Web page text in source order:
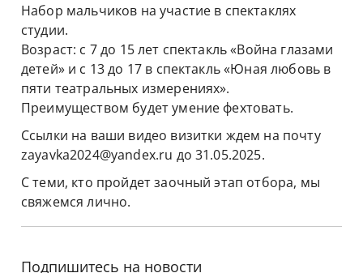
Набор мальчиков на участие в спектаклях
студии.
Возраст: с 7 до 15 лет спектакль «Война глазами
детей» и с 13 до 17 в спектакль «Юная любовь в
пяти театральных измерениях».
Преимуществом будет умение фехтовать.
Ссылки на ваши видео визитки ждем на почту
zayavka2024@yandex.ru до 31.05.2025.
С теми, кто пройдет заочный этап отбора, мы
свяжемся лично.
Подпишитесь на новости